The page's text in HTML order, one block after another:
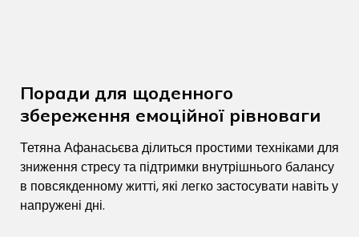
Поради для щоденного
збереження емоційної рівноваги
Тетяна Афанасьєва ділиться простими техніками для
зниження стресу та підтримки внутрішнього балансу
в повсякденному житті, які легко застосувати навіть у
напружені дні.